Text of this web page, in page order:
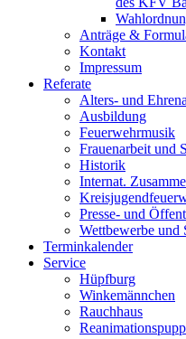
Anträge &
Kontakt
Impressum
Referate
Alters- und
Ausbildung
Feuerwehrmusik
Frauenarbeit und
Historik
Internat.
Presse- und
Wettbewerbe und
Terminkalender
Service
Hüpfburg
Winkemännchen
Rauchhaus